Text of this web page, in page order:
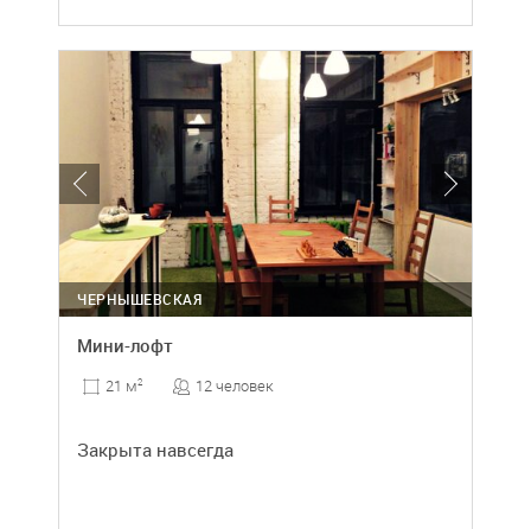
ЧЕРНЫШЕВСКАЯ
Мини-лофт
21 м2 12 человек
Закрыта навсегда